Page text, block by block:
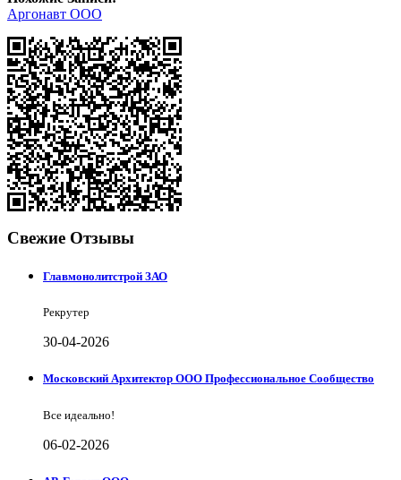
Аргонавт ООО
Свежие Отзывы
Главмонолитстрой ЗАО
Рекрутер
30-04-2026
Московский Архитектор ООО Профессиональное Сообщество
Все идеально!
06-02-2026